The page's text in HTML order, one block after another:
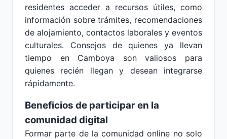
residentes acceder a recursos útiles, como
información sobre trámites, recomendaciones
de alojamiento, contactos laborales y eventos
culturales. Consejos de quienes ya llevan
tiempo en Camboya son valiosos para
quienes recién llegan y desean integrarse
rápidamente.
Beneficios de participar en la
comunidad digital
Formar parte de la comunidad online no solo